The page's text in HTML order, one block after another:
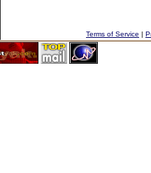
Terms of Service |